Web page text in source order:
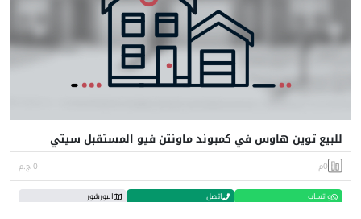
للبيع توين هاوس في كمبوند ماونتن فيو المستقبل سيتي
0م 0 ج.م
واتساب اتصل البورشور